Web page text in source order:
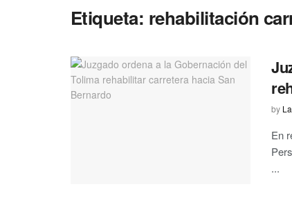
Etiqueta: rehabilitación
by
En
...